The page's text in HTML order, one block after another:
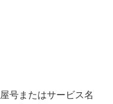
屋号またはサービス名